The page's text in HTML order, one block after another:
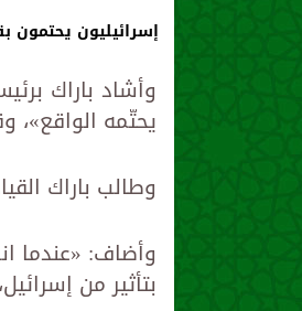
إسرائيليون
وأشاد باراك
يحتّمه الواقع»،
وطالب باراك
بتأثير من إسرائيل، كانت إيران